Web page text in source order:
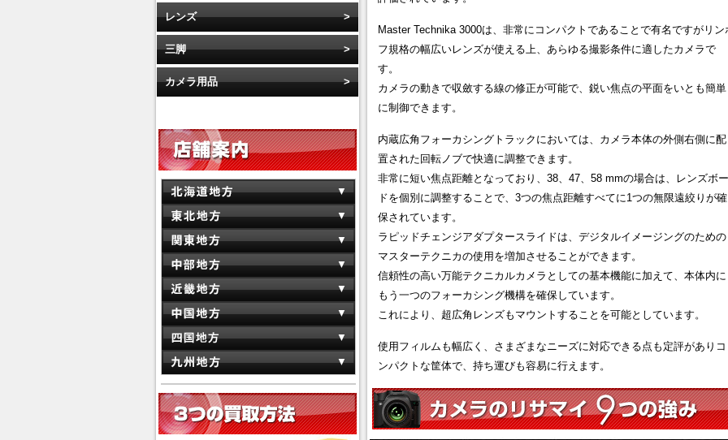
Master Technika 3000は、非常にコンパクトであることで有名ですがリン
フ規格の幅広いレンズが使える上、あらゆる撮影条件に適したカメラで
す。
カメラの動きで収斂する線の修正が可能で、鋭い焦点の平面をいとも簡単
に制御できます。
内蔵広角フォーカシングトラックにおいては、カメラ本体の外側右側に配
置された回転ノブで快適に調整できます。
非常に短い焦点距離となっており、38、47、58 mmの場合は、レンズボー
ドを個別に調整することで、3つの焦点距離すべてに1つの無限遠絞りが確
保されています。
ラピッドチェンジアダプタースライドは、デジタルイメージングのための
マスターテクニカの使用を増加させることができます。
信頼性の高い万能テクニカルカメラとしての基本機能に加えて、本体内に
もう一つのフォーカシング機構を確保しています。
これにより、超広角レンズもマウントすることを可能としています。
使用フィルムも幅広く、さまざまなニーズに対応できる点も定評がありコ
ンパクトな筐体で、持ち運びも容易に行えます。
レンズ
三脚
カメラ用品